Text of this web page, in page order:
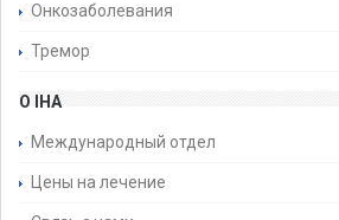
Онкозаболевания
Тремор
О IHA
Международный отдел
Цены на лечение